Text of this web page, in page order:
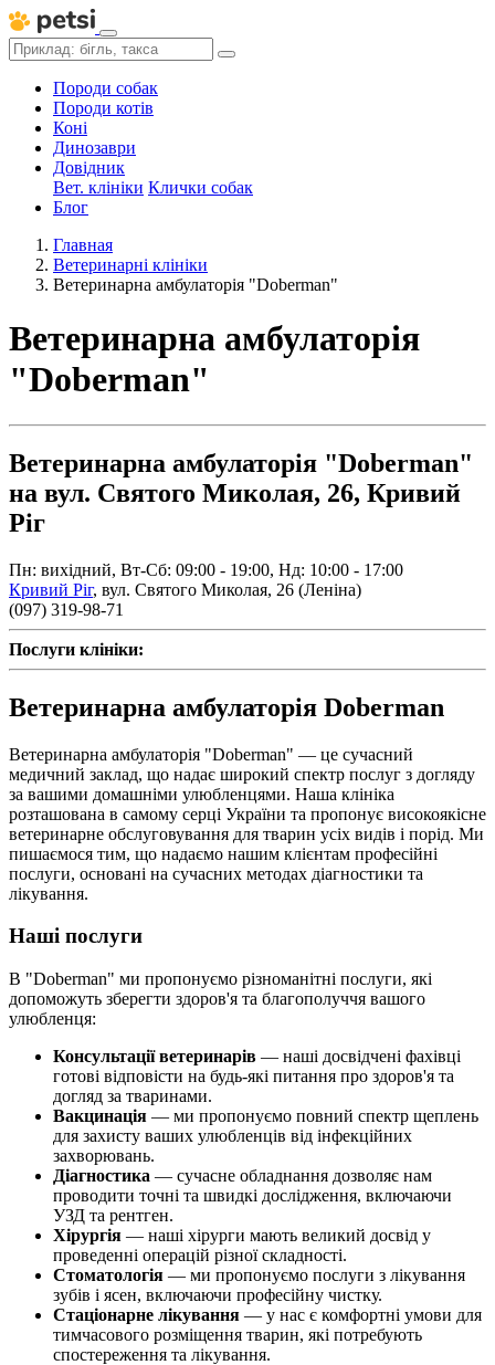
Породи собак
Породи котів
Коні
Динозаври
Довідник
Вет. клініки Клички собак
Блог
Главная
Ветеринарні клініки
Ветеринарна амбулаторія "Doberman"
Ветеринарна амбулаторія
"Doberman"
Ветеринарна амбулаторія "Doberman"
на вул. Святого Миколая, 26, Кривий
Ріг
Пн: вихідний, Вт-Сб: 09:00 - 19:00, Нд: 10:00 - 17:00
Кривий Ріг, вул. Святого Миколая, 26 (Леніна)
(097) 319-98-71
Послуги клініки:
Ветеринарна амбулаторія Doberman
Ветеринарна амбулаторія "Doberman" — це сучасний
медичний заклад, що надає широкий спектр послуг з догляду
за вашими домашніми улюбленцями. Наша клініка
розташована в самому серці України та пропонує високоякісне
ветеринарне обслуговування для тварин усіх видів і порід. Ми
пишаємося тим, що надаємо нашим клієнтам професійні
послуги, основані на сучасних методах діагностики та
лікування.
Наші послуги
В "Doberman" ми пропонуємо різноманітні послуги, які
допоможуть зберегти здоров'я та благополуччя вашого
улюбленця:
Консультації ветеринарів — наші досвідчені фахівці
готові відповісти на будь-які питання про здоров'я та
догляд за тваринами.
Вакцинація — ми пропонуємо повний спектр щеплень
для захисту ваших улюбленців від інфекційних
захворювань.
Діагностика — сучасне обладнання дозволяє нам
проводити точні та швидкі дослідження, включаючи
УЗД та рентген.
Хірургія — наші хірурги мають великий досвід у
проведенні операцій різної складності.
Стоматологія — ми пропонуємо послуги з лікування
зубів і ясен, включаючи професійну чистку.
Стаціонарне лікування — у нас є комфортні умови для
тимчасового розміщення тварин, які потребують
спостереження та лікування.